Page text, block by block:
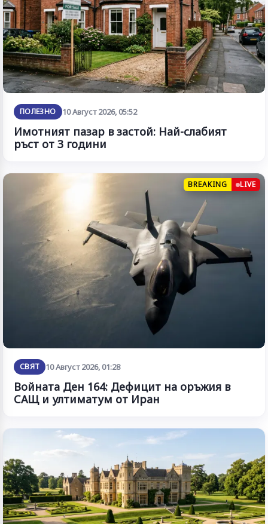
ПОЛЕЗНО 10 Август 2026, 05:52
Имотният пазар в застой: Най-слабият
ръст от 3 години
BREAKING LIVE
СВЯТ 10 Август 2026, 01:28
Войната Ден 164: Дефицит на оръжия в
САЩ и ултиматум от Иран